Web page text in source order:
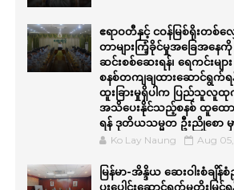
ဧရာဝတီနှင့် ငဝန်မြစ်ရိုးတစ်လ
တာများကြံ့ခိုင်မှုအခြေအနေ
ဆင်းစစ်ဆေးရန်၊ ရေကင်းများ
စနစ်တကျချထားဆောင်ရွက်ရ
ထူးခြားမှုရှိပါက ပြည်သူလူ
အသိပေးနိုင်သည့်စနစ် ထူထော
ရန် ဒုတိယသမ္မတ ဦးညိုစော မှ
Ko Lay Naung Aug
မြန်မာ-အိန္ဒိယ ဆေးဝါးစံချိန်
ပူးပေါင်းဆောင်ရွက်မှုတိုးမြှင့်